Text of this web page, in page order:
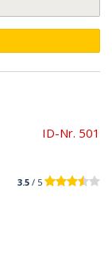
ID-Nr. 501
3.5 / 5